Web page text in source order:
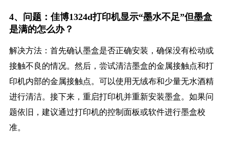
4、问题：佳博1324d打印机显示“墨水不足”但墨盒
是满的怎么办？
解决方法：首先确认墨盒是否正确安装，确保没有松动或
接触不良的情况。然后，尝试清洁墨盒的金属接触点和打
印机内部的金属接触点。可以使用无绒布和少量无水酒精
进行清洁。接下来，重启打印机并重新安装墨盒。如果问
题依旧，建议通过打印机的控制面板或软件进行墨盒校
准。